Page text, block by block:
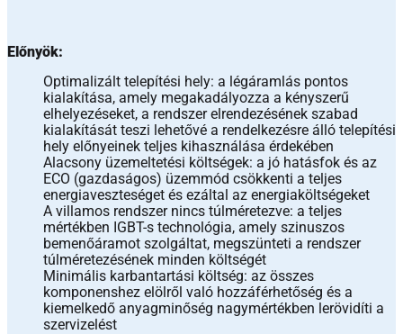
Előnyök:
Optimalizált telepítési hely: a légáramlás pontos
kialakítása, amely megakadályozza a kényszerű
elhelyezéseket, a rendszer elrendezésének szabad
kialakítását teszi lehetővé a rendelkezésre álló telepítési
hely előnyeinek teljes kihasználása érdekében
Alacsony üzemeltetési költségek: a jó hatásfok és az
ECO (gazdaságos) üzemmód csökkenti a teljes
energiaveszteséget és ezáltal az energiaköltségeket
A villamos rendszer nincs túlméretezve: a teljes
mértékben IGBT-s technológia, amely szinuszos
bemenőáramot szolgáltat, megszünteti a rendszer
túlméretezésének minden költségét
Minimális karbantartási költség: az összes
komponenshez elölről való hozzáférhetőség és a
kiemelkedő anyagminőség nagymértékben lerövidíti a
szervizelést